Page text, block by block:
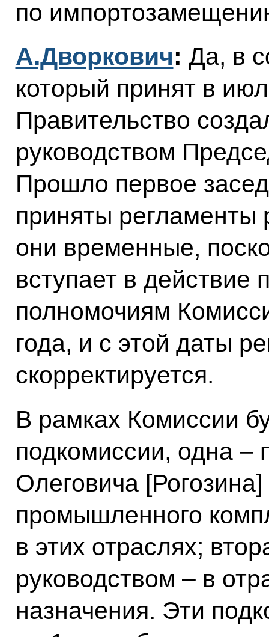
по
А.Дворкович: Да, в
который принят в
Правительство
руководством
Прошло первое
приняты регламенты
они временные,
вступает в действие
полномочиям
года, и с этой даты
скорректируется.
В рамках Комиссии
подкомиссии, одна –
Олеговича
промышленного
в этих отраслях;
руководством – в
назначения. Эти